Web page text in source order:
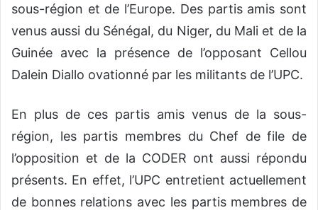
sous-région et de l’Europe. Des partis amis sont
venus aussi du Sénégal, du Niger, du Mali et de la
Guinée avec la présence de l’opposant Cellou
Dalein Diallo ovationné par les militants de l’UPC.
En plus de ces partis amis venus de la sous-
région, les partis membres du Chef de file de
l’opposition et de la CODER ont aussi répondu
présents. En effet, l’UPC entretient actuellement
de bonnes relations avec les partis membres de